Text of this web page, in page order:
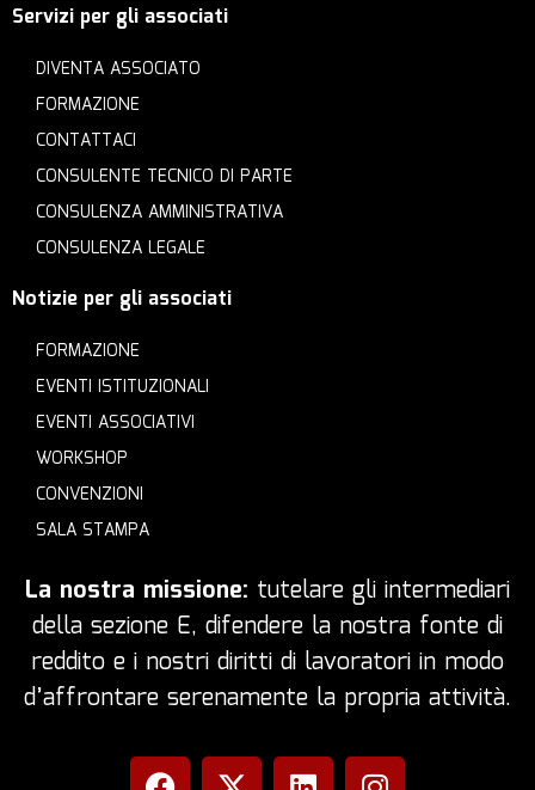
Servizi per gli associati
DIVENTA ASSOCIATO
FORMAZIONE
CONTATTACI
CONSULENTE TECNICO DI PARTE
CONSULENZA AMMINISTRATIVA
CONSULENZA LEGALE
Notizie per gli associati
FORMAZIONE
EVENTI ISTITUZIONALI
EVENTI ASSOCIATIVI
WORKSHOP
CONVENZIONI
SALA STAMPA
La nostra missione: tutelare gli intermediari
della sezione E, difendere la nostra fonte di
reddito e i nostri diritti di lavoratori in modo
d’affrontare serenamente la propria attività.